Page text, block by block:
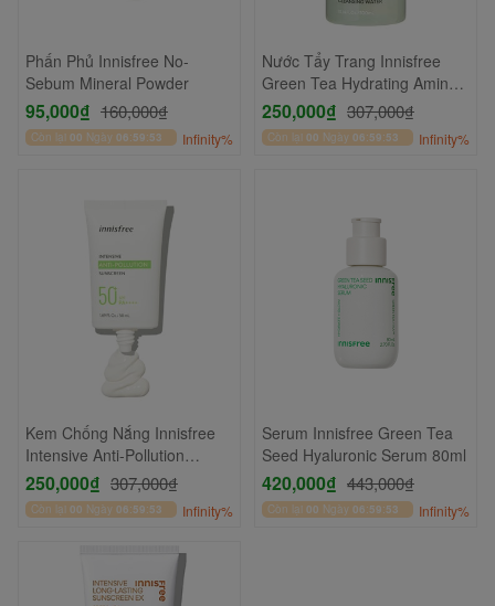
Phấn Phủ Innisfree No-
Sebum Mineral Powder
95,000₫ 160,000₫
Còn lại 00 Ngày 06:59:52 Infinity%
Nước Tẩy Trang Innisfree
Green Tea Hydrating Amino
Acid Cleansing Water 300ml
250,000₫ 307,000₫
Còn lại 00 Ngày 06:59:52 Infinity%
Kem Chống Nắng Innisfree
Intensive Anti-Pollution
Sunscreen SPF50+/PA++++
50ml
250,000₫ 307,000₫
Còn lại 00 Ngày 06:59:52 Infinity%
Serum Innisfree Green Tea
Seed Hyaluronic Serum 80ml
420,000₫ 443,000₫
Còn lại 00 Ngày 06:59:52 Infinity%